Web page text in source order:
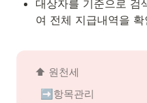
대상자를 기준으로 검
여 전체 지급내역을
⬆️ 원천세
➡️항목관리